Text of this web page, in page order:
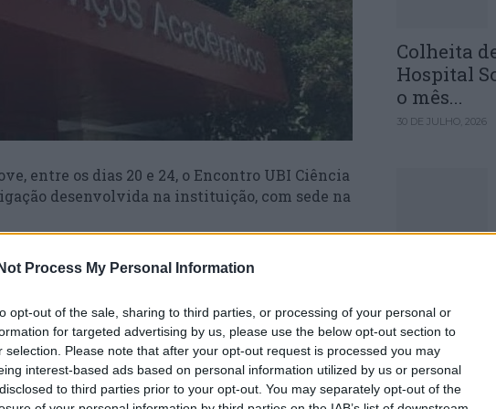
Process My Personal Information
opt-out of the sale, sharing to third parties, or processing of your personal or
for targeted advertising by us, please use the below opt-out section to
selection. Please note that after your opt-out request is processed you may
interest-based ads based on personal information utilized by us or personal
to third parties prior to your opt-out. You may separately opt-out of the
entre os dias 20 e 24, o Encontro UBI Ciência
desenvolvida na instituição, com sede na
Ciência e Tecnologia e inclui sessões,
de alunos de mestrado e doutoramento
coloca a nossa universidade e a região no
da Ciência e Tecnologia, dando a
que realizam e os seus contributos
Colheita
Hospital
o mês...
30 DE JULHO, 2026
ULS da
Mundial